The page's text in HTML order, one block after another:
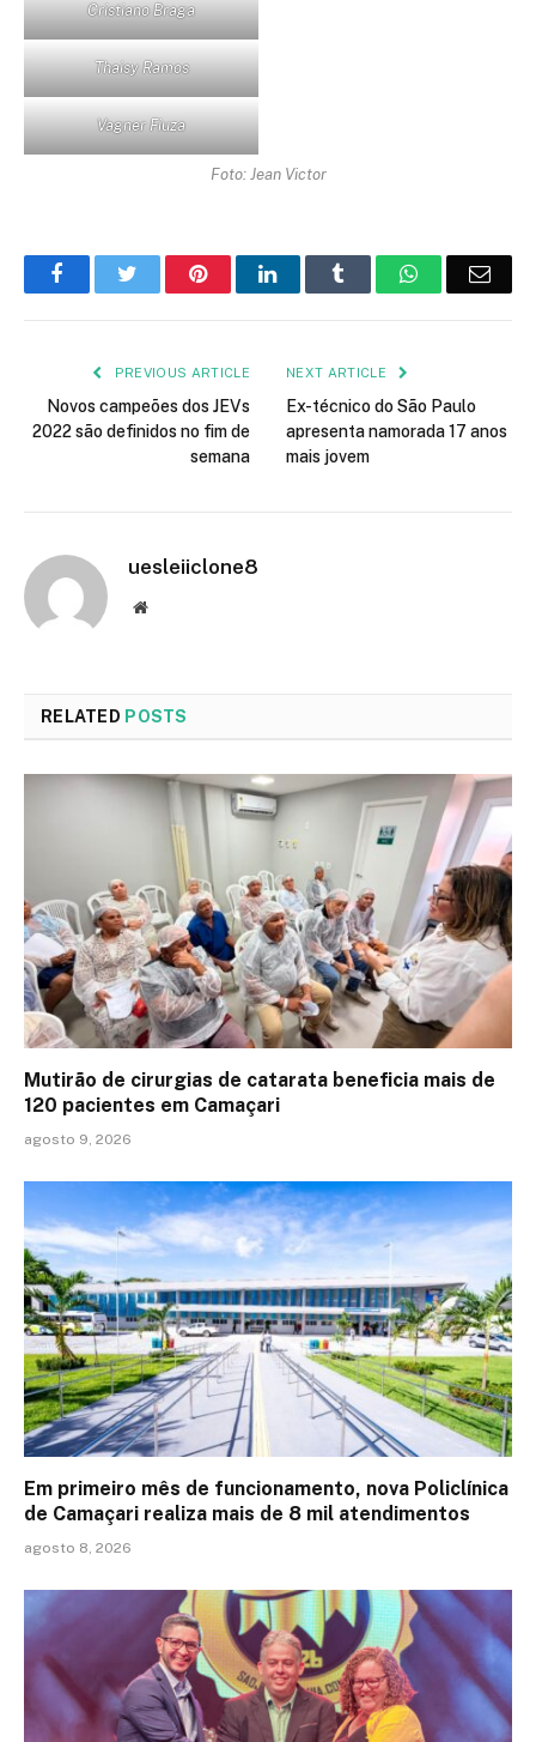
Cristiano Braga
Thaisy Ramos
Vagner Fiuza
Foto: Jean Victor
FacebookTwitter PinterestLinkedIn Tumblr WhatsApp
PREVIOUS ARTICLE
Novos campeões dos JEVs
2022 são definidos no fim de
semana
NEXT ARTICLE
Ex-técnico do São Paulo
apresenta namorada 17 anos
mais jovem
uesleiiclone8
Website
RELATED POSTS
Mutirão de cirurgias de catarata beneficia mais de
120 pacientes em Camaçari
agosto 9, 2026
Em primeiro mês de funcionamento, nova Policlínica
de Camaçari realiza mais de 8 mil atendimentos
agosto 8, 2026